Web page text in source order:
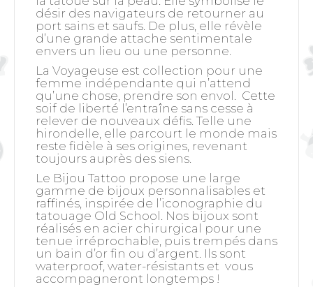
désir des navigateurs de retourner au
port sains et saufs. De plus, elle révèle
d’une grande attache sentimentale
envers un lieu ou une personne.
La Voyageuse est collection pour une
femme indépendante qui n’attend
qu’une chose, prendre son envol. Cette
soif de liberté l’entraîne sans cesse à
relever de nouveaux défis. Telle une
hirondelle, elle parcourt le monde mais
reste fidèle à ses origines, revenant
toujours auprès des siens.
Le Bijou Tattoo propose une large
gamme de bijoux personnalisables et
raffinés, inspirée de l’iconographie du
tatouage Old School. Nos bijoux sont
réalisés en acier chirurgical pour une
tenue irréprochable, puis trempés dans
un bain d’or fin ou d’argent. Ils sont
waterproof, water-résistants et vous
accompagneront longtemps !